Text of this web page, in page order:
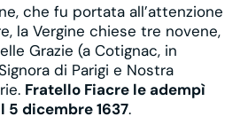
che fu portata all’attenzione
la Vergine chiese tre novene,
Grazie (a Cotignac, in
di Parigi e Nostra
Fratello Fiacre le adempì
5 dicembre 1637.